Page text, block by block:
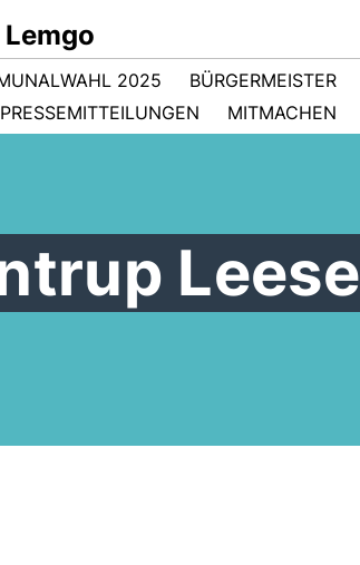
2025 BÜRGERMEISTER
PRESSEMITTEILUNGEN MITMACHEN
Leese